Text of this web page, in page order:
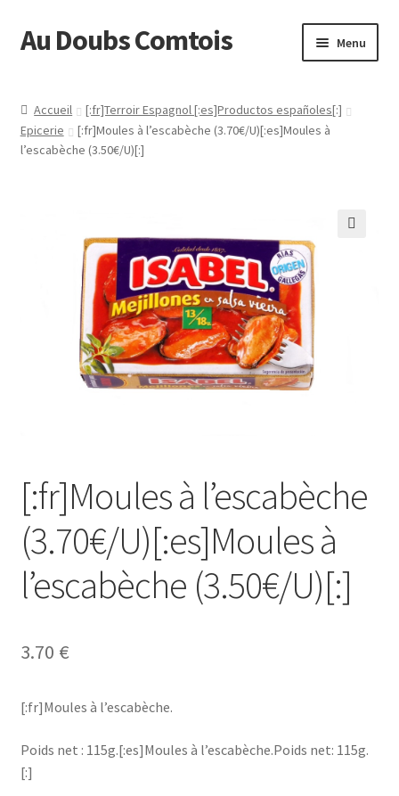
Aller
à
Aller
au
Au Doubs Comtois Menu
[:fr]Actualités[:es]Actualidad[:]
[:fr]Conditions générales de vente[:es]Condiciones
Generales de Venta[:]
[:fr]Connexion[:]
[:fr]Contact[:es]Contacto[:]
[:fr]Newsletter[:]
[:fr]Panier[:es]Carrito[:]
[:fr]Tarif complet[:]
Accueil
[:fr]Terroir Espagnol [:es]Productos españoles[:]
Epicerie
[:fr]Moules à l’escabèche (3.70€/U)[:es]Moules à
l’escabèche (3.50€/U)[:]
[:fr]Moules à l’escabèche
(3.70€/U)[:es]Moules à
l’escabèche (3.50€/U)[:]
3.70 €
[:fr]Moules à l’escabèche.
Poids net : 115g.[:es]Moules à l’escabèche.Poids net: 115g.
[:]